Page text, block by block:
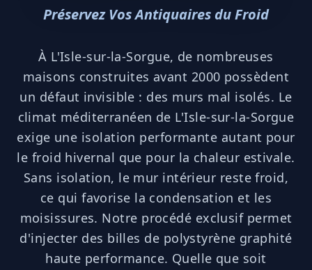
Préservez Vos Antiquaires du Froid
À L'Isle-sur-la-Sorgue, de nombreuses
maisons construites avant 2000 possèdent
un défaut invisible : des murs mal isolés. Le
climat méditerranéen de L'Isle-sur-la-Sorgue
exige une isolation performante autant pour
le froid hivernal que pour la chaleur estivale.
Sans isolation, le mur intérieur reste froid,
ce qui favorise la condensation et les
moisissures. Notre procédé exclusif permet
d'injecter des billes de polystyrène graphité
haute performance. Quelle que soit